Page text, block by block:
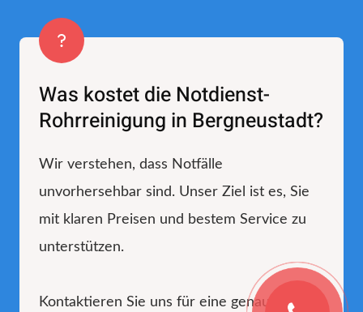
Was kostet die Notdienst-
Rohrreinigung in Bergneustadt?
Wir verstehen, dass Notfälle
unvorhersehbar sind. Unser Ziel ist es, Sie
mit klaren Preisen und bestem Service zu
unterstützen.
Kontaktieren Sie uns für eine genaue